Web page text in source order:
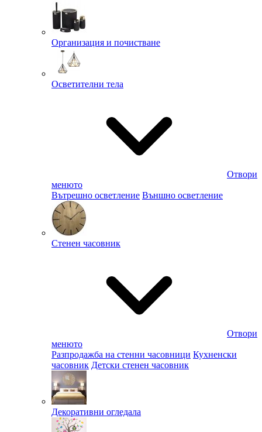
Организация и почистване
Осветителни тела
Отвори
менюто
Вътрешно осветление Външно осветление
Стенен часовник
Отвори
менюто
Разпродажба на стенни часовници Кухненски
часовник Детски стенен часовник
Декоративни огледала